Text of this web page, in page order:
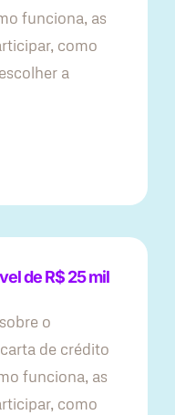
funciona, as
como
a
de R$ 25 mil
o
de crédito
funciona, as
como